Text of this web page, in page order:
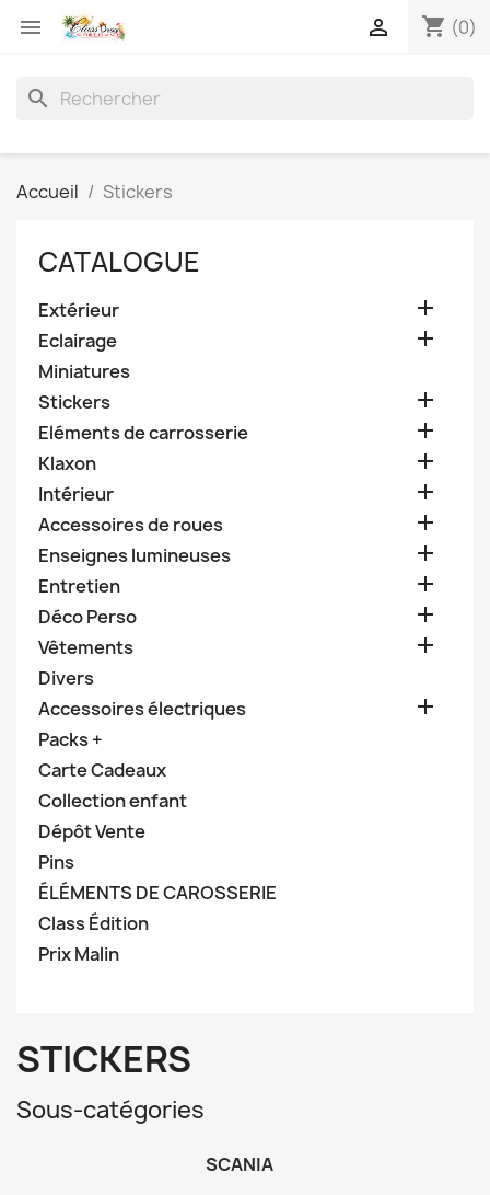
 shopping_cart (0)

search
Accueil Stickers
CATALOGUE
Extérieur 
Eclairage 
Miniatures
Stickers

Eléments de carrosserie 
Klaxon 
Intérieur 
Accessoires de roues 
Enseignes lumineuses 
Entretien 
Déco Perso 
Vêtements 
Divers
Accessoires électriques

Packs +
Carte Cadeaux
Collection enfant
Dépôt Vente
Pins
ÉLÉMENTS DE CAROSSERIE
Class Édition
Prix Malin
STICKERS
Sous-catégories
SCANIA